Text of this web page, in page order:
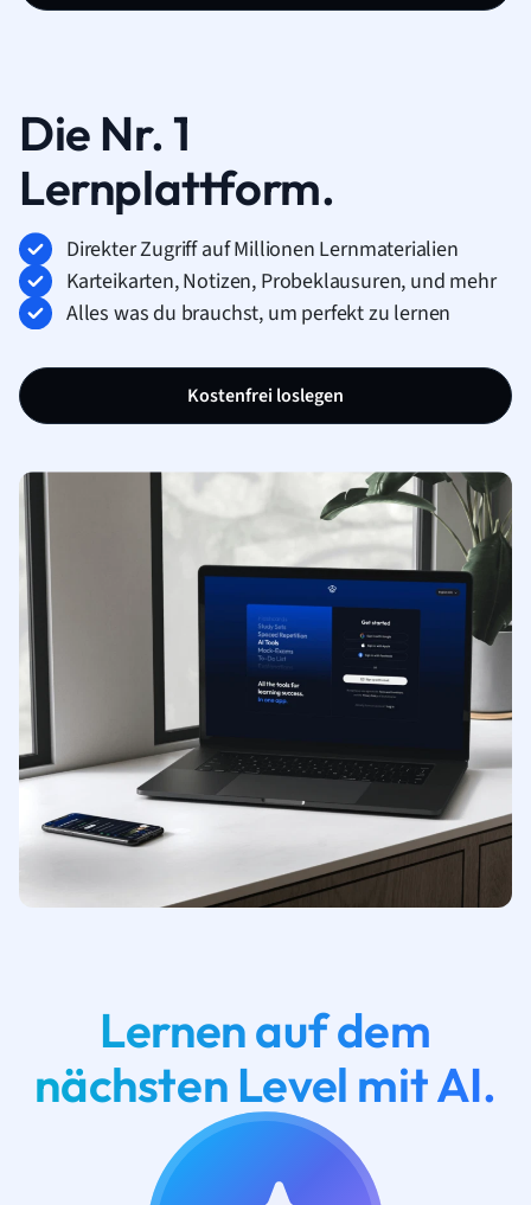
Die Nr. 1
Lernplattform.
Direkter Zugriff auf Millionen Lernmaterialien
Karteikarten, Notizen, Probeklausuren, und mehr
Alles was du brauchst, um perfekt zu lernen
Kostenfrei loslegen
Lernen auf dem
nächsten Level mit AI.